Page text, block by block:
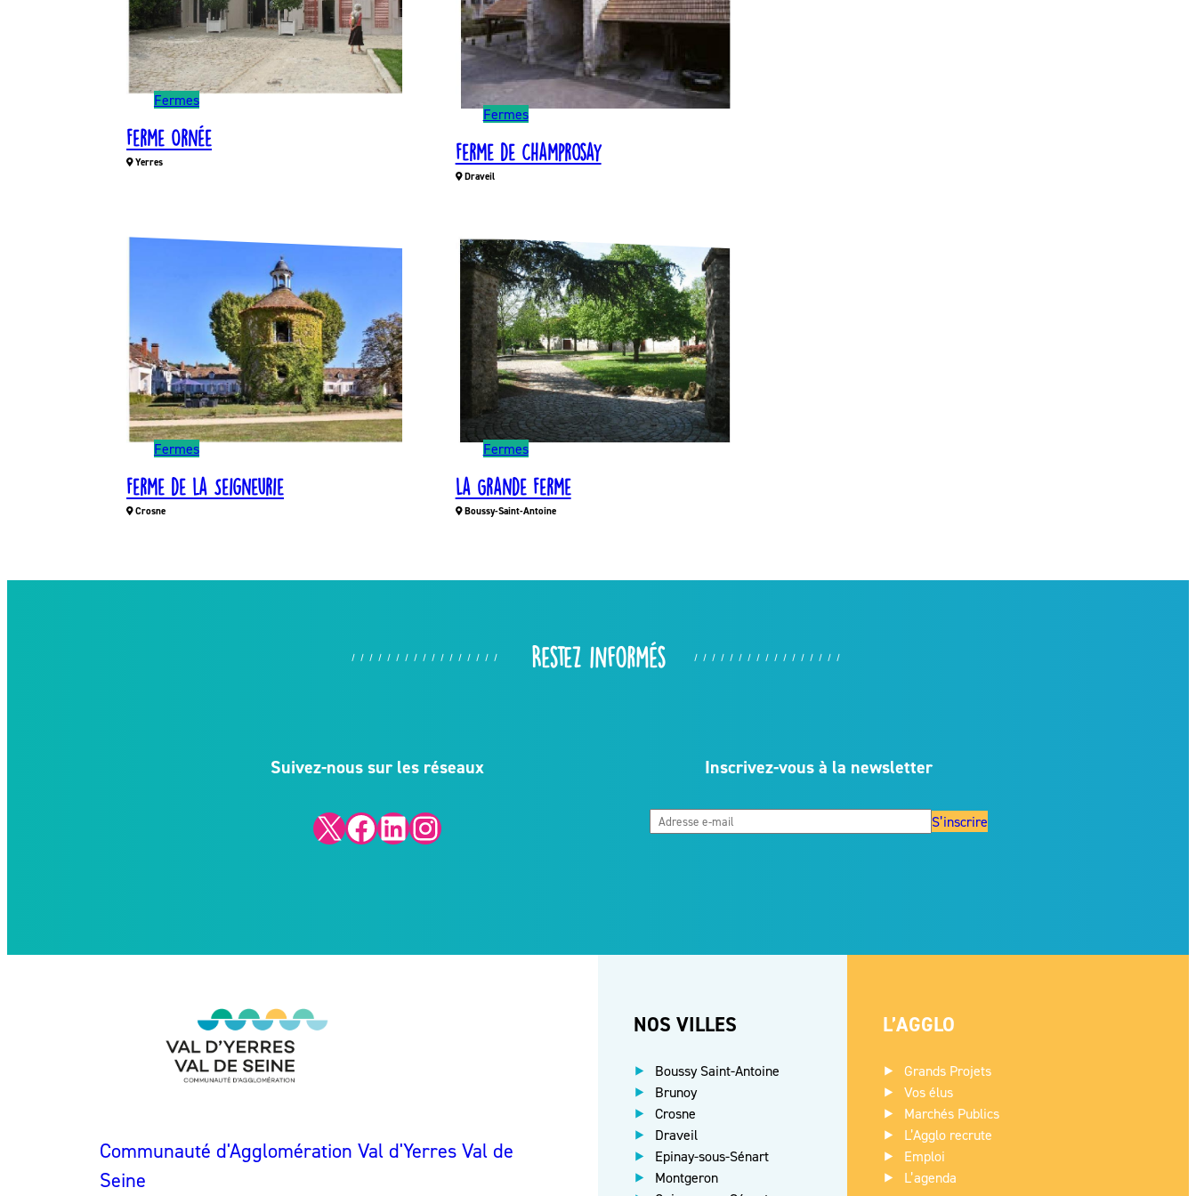
Fermes
Ferme Ornée
Yerres
Fermes
Ferme de Champrosay
Draveil
Fermes
Ferme de la Seigneurie
Crosne
Fermes
La Grande Ferme
Boussy-Saint-Antoine
Restez informés
Suivez-nous sur les réseaux
X Facebook LinkedIn Instagram
Inscrivez-vous à la newsletter
S’inscrire
Communauté d'Agglomération Val d'Yerres Val de
Seine
NOS VILLES
Boussy Saint-Antoine
Brunoy
Crosne
Draveil
Epinay-sous-Sénart
Montgeron
L’AGGLO
Grands Projets
Vos élus
Marchés Publics
L’Agglo recrute
Emploi
L’agenda